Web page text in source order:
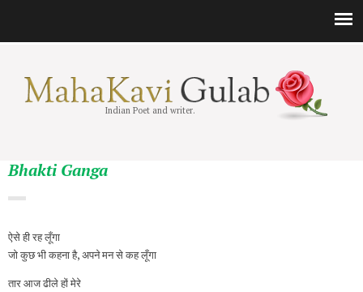
Indian Poet and writer.
Bhakti Ganga
ऐसे ही रह लूँगा
जो कुछ भी कहना है, अपने मन से कह लूँगा
तार आज ढीले हों मेरे